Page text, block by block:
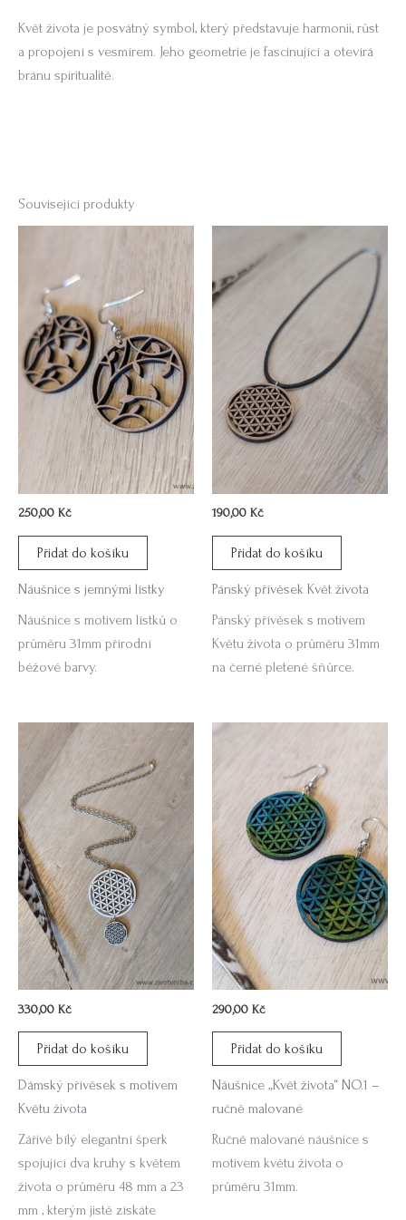
Květ života je posvátný symbol, který představuje harmonii, růst
a propojení s vesmírem. Jeho geometrie je fascinující a otevírá
bránu spiritualitě.
Související produkty
250,00 Kč
Přidat do košíku
Náušnice s jemnými lístky
Náušnice s motivem lístků o
průměru 31mm přírodní
béžové barvy.
190,00 Kč
Přidat do košíku
Pánský přívěsek Květ života
Pánský přívěsek s motivem
Květu života o průměru 31mm
na černé pletené šňůrce.
330,00 Kč
Přidat do košíku
Dámský přívěsek s motivem
Květu života
Zářivě bílý elegantní šperk
spojující dva kruhy s květem
života o průměru 48 mm a 23
mm , kterým jistě získáte
290,00 Kč
Přidat do košíku
Náušnice „Květ života“ NO.1 –
ručně malované
Ručně malované náušnice s
motivem květu života o
průměru 31mm.